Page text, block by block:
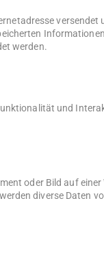
versendet
werden.
und
oder Bild auf
diverse Daten